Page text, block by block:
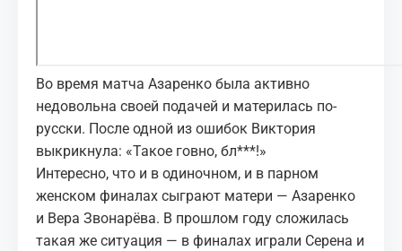
Во время матча Азаренко была активно
недовольна своей подачей и материлась по-
русски. После одной из ошибок Виктория
выкрикнула: «Такое говно, бл***!»
Интересно, что и в одиночном, и в парном
женском финалах сыграют матери — Азаренко
и Вера Звонарёва. В прошлом году сложилась
такая же ситуация — в финалах играли Серена и